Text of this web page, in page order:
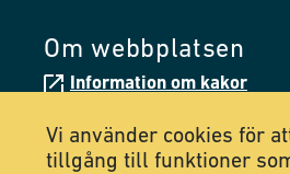
Om webbplatsen
Information om kakor
Tillgänglighetsredogörelse
Vi använder cookies för
tillgång till funktioner